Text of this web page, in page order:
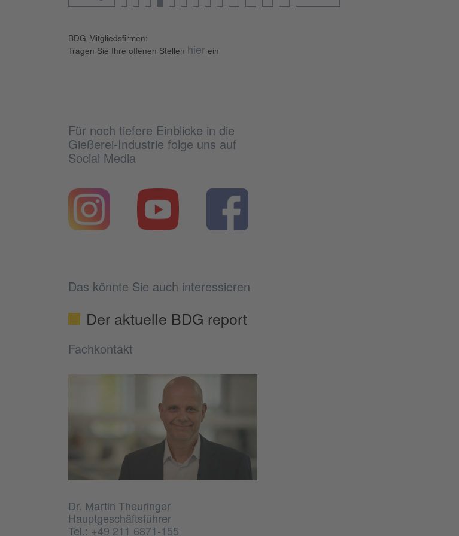
BDG-Mitgliedsfirmen:
Tragen Sie Ihre offenen Stellen hier ein
Für noch tiefere Einblicke in die
Gießerei-Industrie folge uns auf
Social Media
Das könnte Sie auch interessieren
Der aktuelle BDG report
Fachkontakt
Dr. Martin Theuringer
Hauptgeschäftsführer
Tel.: +49 211 6871-155